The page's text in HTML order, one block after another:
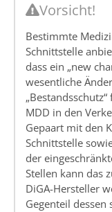
Vorsicht!
Bestimmte
Schnittstelle
dass ein „new
wesentliche
MDD in den
Gepaart mit den
Schnittstelle
der
Stellen kann das
DiGA-Hersteller
Gegenteil dessen